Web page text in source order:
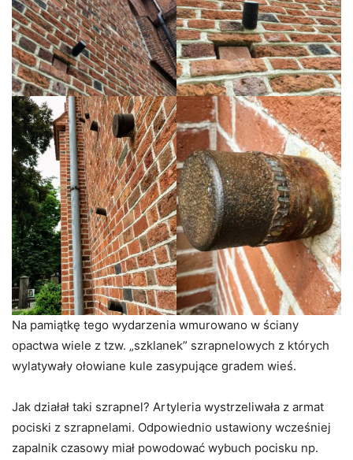
Na pamiątkę tego wydarzenia wmurowano w ściany
opactwa wiele z tzw. „szklanek” szrapnelowych z których
wylatywały ołowiane kule zasypujące gradem wieś.
Jak działał taki szrapnel? Artyleria wystrzeliwała z armat
pociski z szrapnelami. Odpowiednio ustawiony wcześniej
zapalnik czasowy miał powodować wybuch pocisku np.